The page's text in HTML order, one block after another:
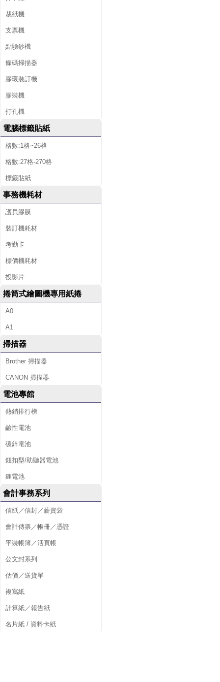
裁紙機
支票機
點驗鈔機
條碼掃描器
膠環裝訂機
膠裝機
打孔機
電腦標籤貼紙
格數:1格~26格
格數:27格-270格
標籤貼紙
事務機耗材
護貝膠膜
裝訂機耗材
考勤卡
標價機耗材
投影片
捲筒式繪圖機專用紙捲
A0
A1
掃描器
Brother 掃描器
CANON 掃描器
電池專館
熱銷排行榜
鹼性電池
碳鋅電池
鈕扣型/助聽器電池
鋰電池
會計事務系列
信紙／信封／薪資袋
會計傳票／帳冊／憑證
平裝帳簿／活頁帳
公文封系列
估價／送貨單
複寫紙
計算紙／報告紙
名片紙 / 資料卡紙